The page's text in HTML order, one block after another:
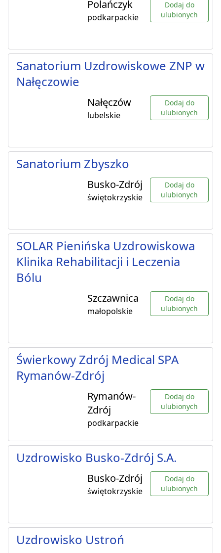
Polańczyk
podkarpackie
Dodaj do
ulubionych
Sanatorium Uzdrowiskowe ZNP w
Nałęczowie
Nałęczów
lubelskie
Dodaj do
ulubionych
Sanatorium Zbyszko
Busko-Zdrój
świętokrzyskie
Dodaj do
ulubionych
SOLAR Pienińska Uzdrowiskowa
Klinika Rehabilitacji i Leczenia
Bólu
Szczawnica
małopolskie
Dodaj do
ulubionych
Świerkowy Zdrój Medical SPA
Rymanów-Zdrój
Rymanów-
Zdrój
podkarpackie
Dodaj do
ulubionych
Uzdrowisko Busko-Zdrój S.A.
Busko-Zdrój
świętokrzyskie
Dodaj do
ulubionych
Uzdrowisko Ustroń